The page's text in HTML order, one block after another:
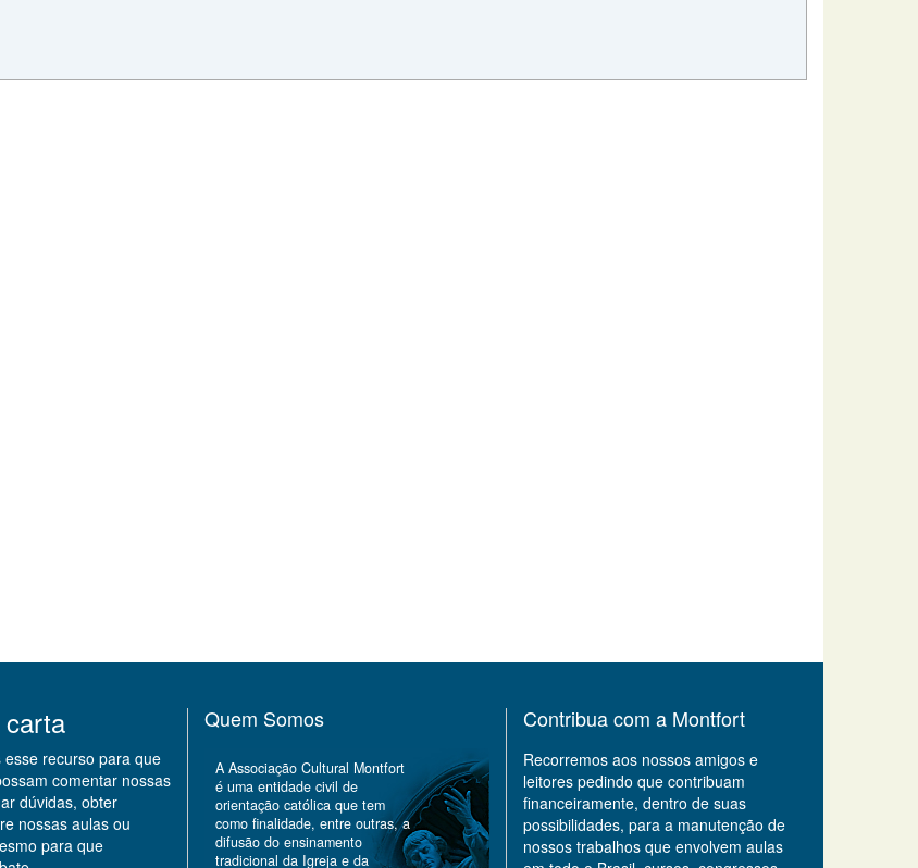
carta
esse recurso para que
comentar nossas
dúvidas, obter
nossas aulas ou
para que
Quem Somos
A Associação Cultural Montfort
é uma entidade civil de
orientação católica que tem
como finalidade, entre outras, a
difusão do ensinamento
tradicional da Igreja e da
Contribua com a Montfort
Recorremos aos nossos amigos e
leitores pedindo que contribuam
financeiramente, dentro de suas
possibilidades, para a manutenção de
nossos trabalhos que envolvem aulas